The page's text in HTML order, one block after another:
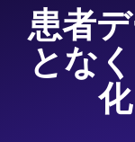
患者
とな